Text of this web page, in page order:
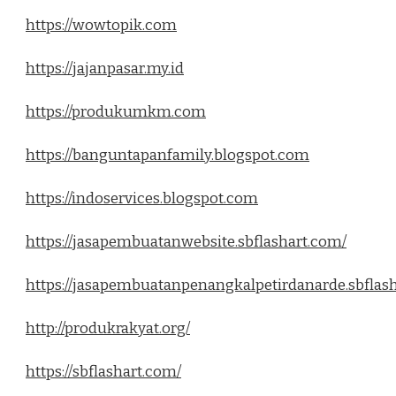
https://wowtopik.com
https://jajanpasar.my.id
https://produkumkm.com
https://banguntapanfamily.blogspot.com
https://indoservices.blogspot.com
https://jasapembuatanwebsite.sbflashart.com/
https://
http://produkrakyat.org/
https://sbflashart.com/